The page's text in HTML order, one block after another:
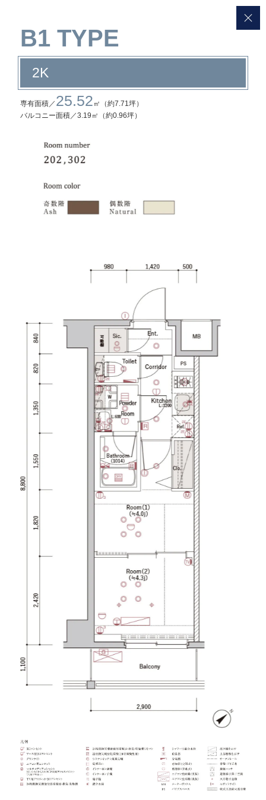
B1 TYPE
2K
専有面積／ 25.52 ㎡（約7.71坪）
バルコニー面積／3.19㎡（約0.96坪）